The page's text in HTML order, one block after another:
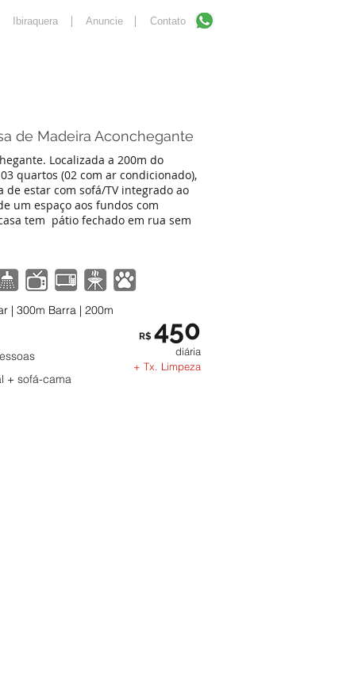
Ibiraquera Anuncie Contato
de Madeira Aconchegante
Localizada a 200m do
quartos (02 com ar condicionado),
estar com sofá/TV integrado ao
um espaço aos fundos com
tem pátio fechado em rua sem
R$ 450
diária
+ Tx. Limpeza
| 300m Barra | 200m
sofá-cama